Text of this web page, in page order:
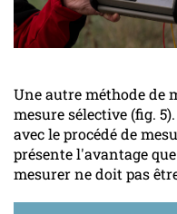
Une autre méthode de
mesure sélective (fig.
avec le procédé de
présente l'avantage
mesurer ne doit pas